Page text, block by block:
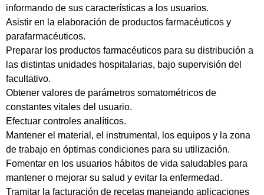
informando de sus características a los usuarios.
Asistir en la elaboración de productos farmacéuticos y
parafarmacéuticos.
Preparar los productos farmacéuticos para su distribución a
las distintas unidades hospitalarias, bajo supervisión del
facultativo.
Obtener valores de parámetros somatométricos de
constantes vitales del usuario.
Efectuar controles analíticos.
Mantener el material, el instrumental, los equipos y la zona
de trabajo en óptimas condiciones para su utilización.
Fomentar en los usuarios hábitos de vida saludables para
mantener o mejorar su salud y evitar la enfermedad.
Tramitar la facturación de recetas manejando aplicaciones